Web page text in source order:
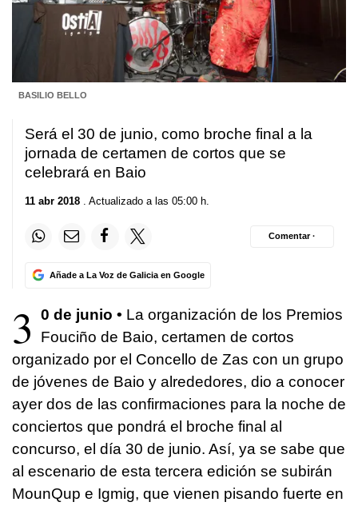
BASILIO BELLO
Será el 30 de junio, como broche final a la
jornada de certamen de cortos que se
celebrará en Baio
11 abr 2018 . Actualizado a las 05:00 h.
Añade a La Voz de Galicia en Google
Comentar ·
3 0 de junio • La organización de los Premios
Fouciño de Baio, certamen de cortos
organizado por el Concello de Zas con un grupo
de jóvenes de Baio y alrededores, dio a conocer
ayer dos de las confirmaciones para la noche de
conciertos que pondrá el broche final al
concurso, el día 30 de junio. Así, ya se sabe que
al escenario de esta tercera edición se subirán
MounQup e Igmig, que vienen pisando fuerte en